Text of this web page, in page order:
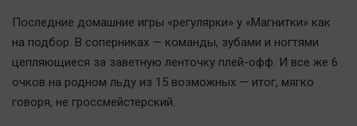
Экономика
Происшествия
Здоровье
Культура
Последние домашние игры «регулярки» у «Магнитки» как
на подбор. В соперниках — команды, зубами и ногтями
цепляющиеся за заветную ленточку плей-офф. И все же 6
очков на родном льду из 15 возможных — итог, мягко
говоря, не гроссмейстерский.